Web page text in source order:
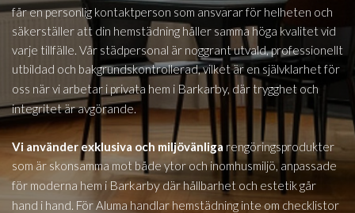
får en personlig kontaktperson som ansvarar för helheten och
säkerställer att din hemstädning håller samma höga kvalitet vid
varje tillfälle. Vår städpersonal är noggrant utvald, professionellt
utbildad och bakgrundskontrollerad, vilket är en självklarhet för
oss när vi arbetar i privata hem i Barkarby, där trygghet och
integritet är avgörande.
Vi använder exklusiva och miljövänliga rengöringsprodukter
som är skonsamma mot både ytor och inomhusmiljö, anpassade
för moderna hem i Barkarby där hållbarhet och estetik går
hand i hand. För Aluma handlar hemstädning inte om checklistor